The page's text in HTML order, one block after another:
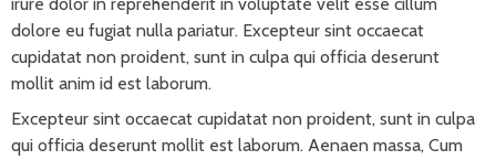
dolore eu fugiat nulla pariatur. Excepteur sint occaecat
cupidatat non proident, sunt in culpa qui officia deserunt
mollit anim id est laborum.
Excepteur sint occaecat cupidatat non proident, sunt in culpa
qui officia deserunt mollit est laborum. Aenaen massa, Cum